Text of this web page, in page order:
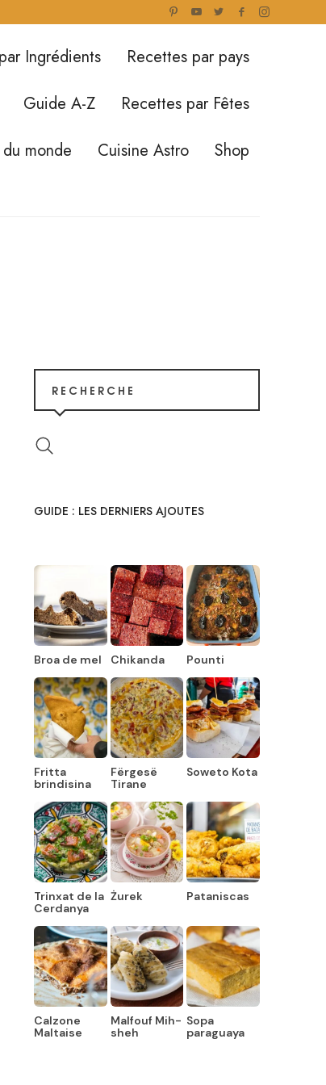
Ingrédients
Recettes par pays
Guide A-Z
Recettes par Fêtes
monde Cuisine Astro Shop
RECHERCHE
GUIDE : LES DERNIERS AJOUTES
Broa de mel Chikanda Pounti
Fritta
brindisina
Fërgesë
Tirane
Soweto Kota
Trinxat de la
Cerdanya
Żurek Pataniscas
Calzone
Maltaise
Malfouf Mih-
sheh
Sopa
paraguaya